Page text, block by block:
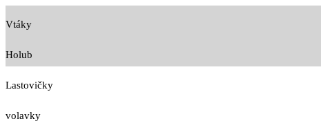
Vtáky
Holub
Lastovičky
volavky